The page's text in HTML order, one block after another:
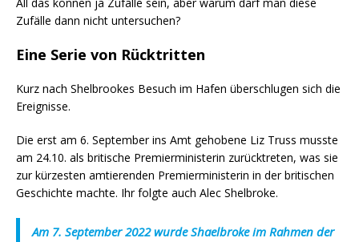
Zufälle dann nicht untersuchen?
Eine Serie von Rücktritten
Kurz nach Shelbrookes Besuch im Hafen überschlugen sich die
Ereignisse.
Die erst am 6. September ins Amt gehobene Liz Truss musste
am 24.10. als britische Premierministerin zurücktreten, was sie
zur kürzesten amtierenden Premierministerin in der britischen
Geschichte machte. Ihr folgte auch Alec Shelbroke.
Am 7. September 2022 wurde Shaelbroke im Rahmen der